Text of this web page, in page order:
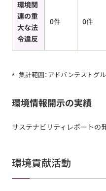
環境関
連の重
大な法
令違反
0件 0件
* 集計範囲：アドバンテストグ
環境情報開示の実績
サステナビリティレポートの
環境貢献活動